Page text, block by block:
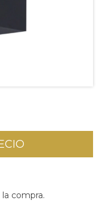
compra.